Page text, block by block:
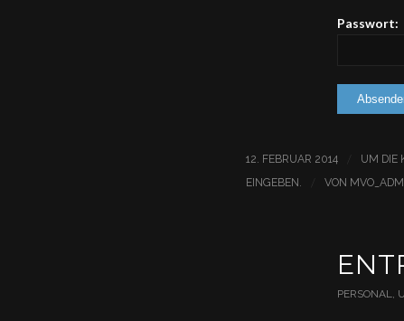
Passwort:
12. FEBRUAR 2014
UM DIE
EINGEBEN.
VON
PERSONAL,